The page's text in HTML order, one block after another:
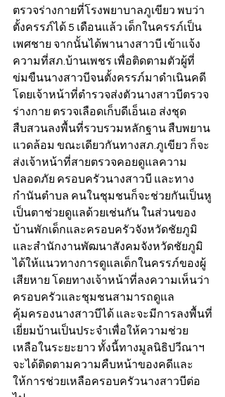
ตรวจร่างกายที่โรงพยาบาลภูเขียว พบว่า
ตั้งครรภ์ได้ 5 เดือนแล้ว เด็กในครรภ์เป็น
เพศชาย จากนั้นได้พานางสาวบี เข้าแจ้ง
ความที่สภ.บ้านเพชร เพื่อติดตามตัวผู้ที่
ข่มขืนนางสาวบีจนตั้งครรภ์มาดำเนินคดี
โดยเจ้าหน้าที่ตำรวจส่งตัวนางสาวบีตรวจ
ร่างกาย ตรวจเลือดเก็บดีเอ็นเอ ส่งชุด
สืบสวนลงพื้นที่รวบรวมหลักฐาน สืบพยาน
แวดล้อม ขณะเดียวกันทางสภ.ภูเขียว ก็จะ
ส่งเจ้าหน้าที่สายตรวจคอยดูแลความ
ปลอดภัย ครอบครัวนางสาวบี และทาง
กำนันตำบล คนในชุมชนก็จะช่วยกันเป็นหู
เป็นตาช่วยดูแลด้วยเช่นกัน ในส่วนของ
บ้านพักเด็กและครอบครัวจังหวัดชัยภูมิ
และสำนักงานพัฒนาสังคมจังหวัดชัยภูมิ
ได้ให้แนวทางการดูแลเด็กในครรภ์ของผู้
เสียหาย โดยทางเจ้าหน้าที่ลงความเห็นว่า
ครอบครัวและชุมชนสามารถดูแล
คุ้มครองนางสาวบีได้ และจะมีการลงพื้นที่
เยี่ยมบ้านเป็นประจำเพื่อให้ความช่วย
เหลือในระยะยาว ทั้งนี้ทางมูลนิธิปวีณาฯ
จะได้ติดตามความคืบหน้าของคดีและ
ให้การช่วยเหลือครอบครัวนางสาวบีต่อ